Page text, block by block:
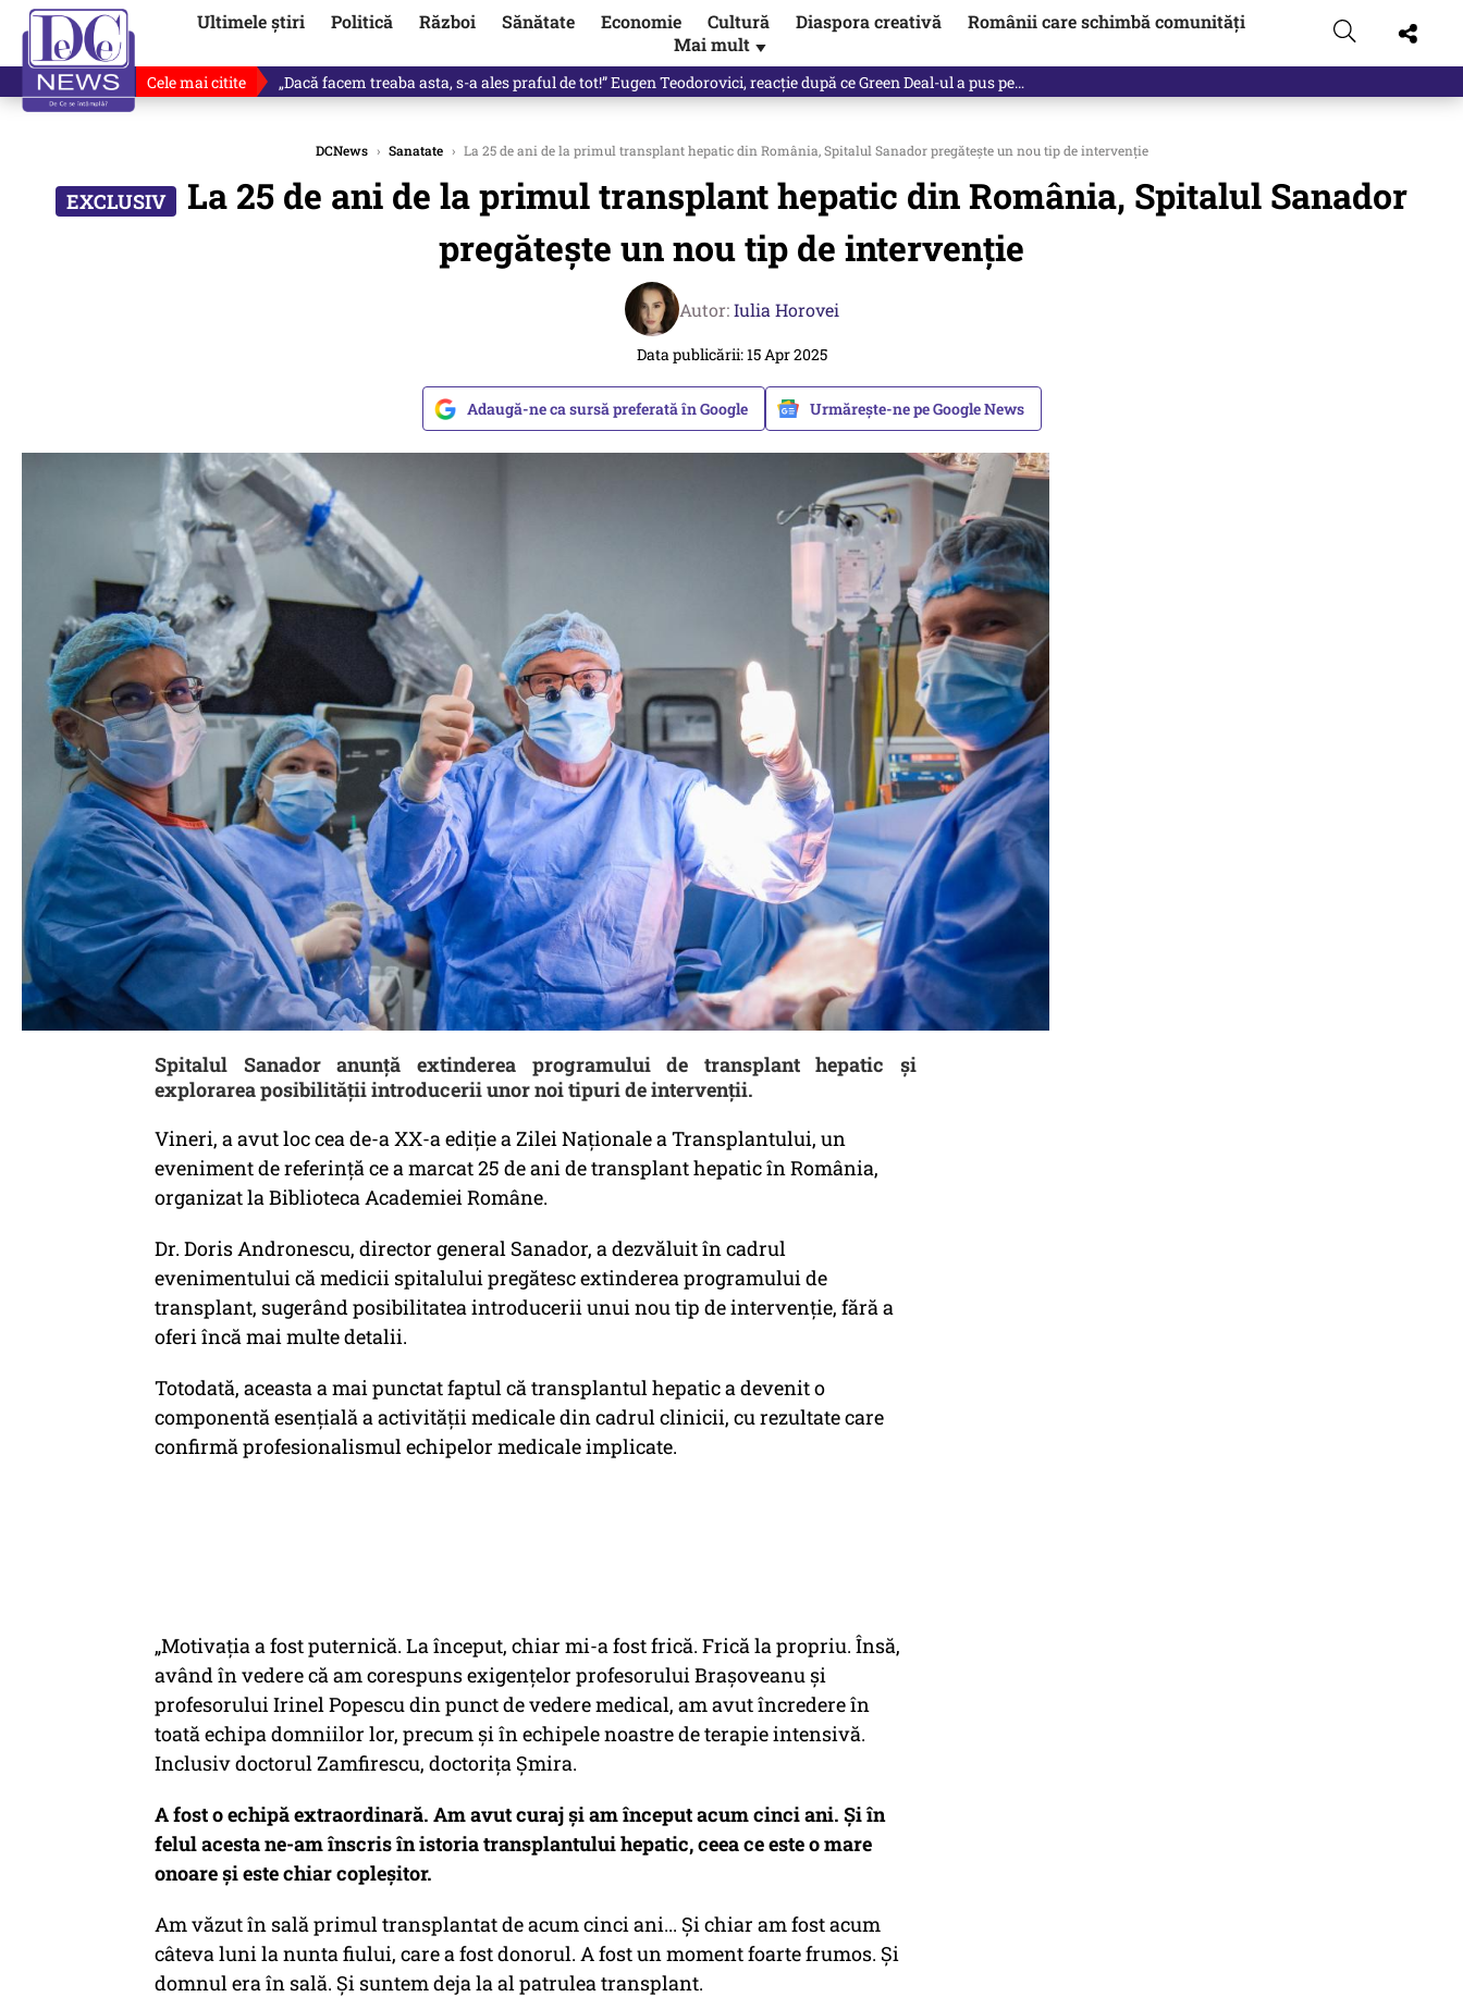
Ultimele știri Politică Război Sănătate Economie Cultură Diaspora creativă
Românii care schimbă comunități
Mai mult ▼
Cele mai citite Victor Ponta, anunț despre noul partid și viitorul său politic / video
DCNews › Sanatate › La 25 de ani de la primul transplant hepatic din România, Spitalul Sanador pregătește un nou tip de intervenție
La 25 de ani de la primul transplant hepatic din România, Spitalul Sanador
pregătește un nou tip de intervenție
Autor:Iulia Horovei
Data publicării: 15 Apr 2025
Adaugă-ne ca sursă preferată în Google Urmărește-ne pe Google News
Spitalul Sanador anunță extinderea programului de transplant hepatic și
explorarea posibilității introducerii unor noi tipuri de intervenții.
Vineri, a avut loc cea de-a XX-a ediție a Zilei Naționale a Transplantului, un
eveniment de referință ce a marcat 25 de ani de transplant hepatic în România,
organizat la Biblioteca Academiei Române.
Dr. Doris Andronescu, director general Sanador, a dezvăluit în cadrul
evenimentului că medicii spitalului pregătesc extinderea programului de
transplant, sugerând posibilitatea introducerii unui nou tip de intervenție, fără a
oferi încă mai multe detalii.
Totodată, aceasta a mai punctat faptul că transplantul hepatic a devenit o
componentă esențială a activității medicale din cadrul clinicii, cu rezultate care
confirmă profesionalismul echipelor medicale implicate.
„Motivația a fost puternică. La început, chiar mi-a fost frică. Frică la propriu. Însă,
având în vedere că am corespuns exigențelor profesorului Brașoveanu și
profesorului Irinel Popescu din punct de vedere medical, am avut încredere în
toată echipa domniilor lor, precum și în echipele noastre de terapie intensivă.
Inclusiv doctorul Zamfirescu, doctorița Șmira.
A fost o echipă extraordinară. Am avut curaj și am început acum cinci ani. Și în
felul acesta ne-am înscris în istoria transplantului hepatic, ceea ce este o mare
onoare și este chiar copleșitor.
Am văzut în sală primul transplantat de acum cinci ani... Și chiar am fost acum
câteva luni la nunta fiului, care a fost donorul. A fost un moment foarte frumos. Și
domnul era în sală. Și suntem deja la al patrulea transplant.